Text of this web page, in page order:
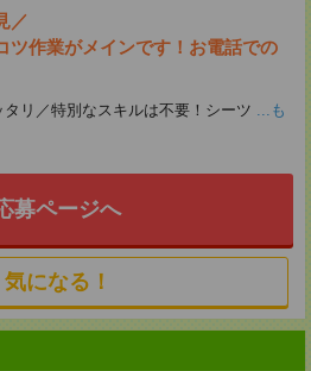
／
ツ作業がメインです！お電話での
リ／特別なスキルは不要！シーツ ...も
募ページへ
気になる！